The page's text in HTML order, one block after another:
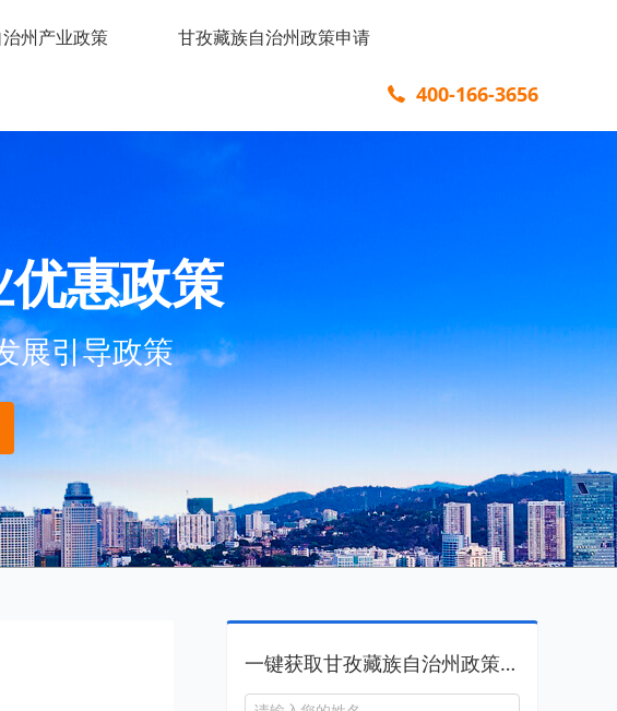
州产业政策 甘孜藏族自治州政策申请
400-166-3656
惠政策
展引导政策
一键获取甘孜藏族自治州政策资料